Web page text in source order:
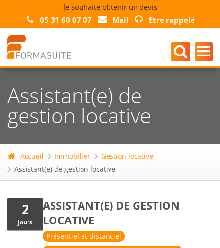
Je souhaite obtenir un devis
05 31 60 07 07
Mail Etre rappelé
Assistant(e) de
gestion locative
Accueil Immobilier
Gestion locative
Assistant(e) de gestion locative
2
Jours
ASSISTANT(E) DE GESTION
LOCATIVE
Présentiel et distanciel